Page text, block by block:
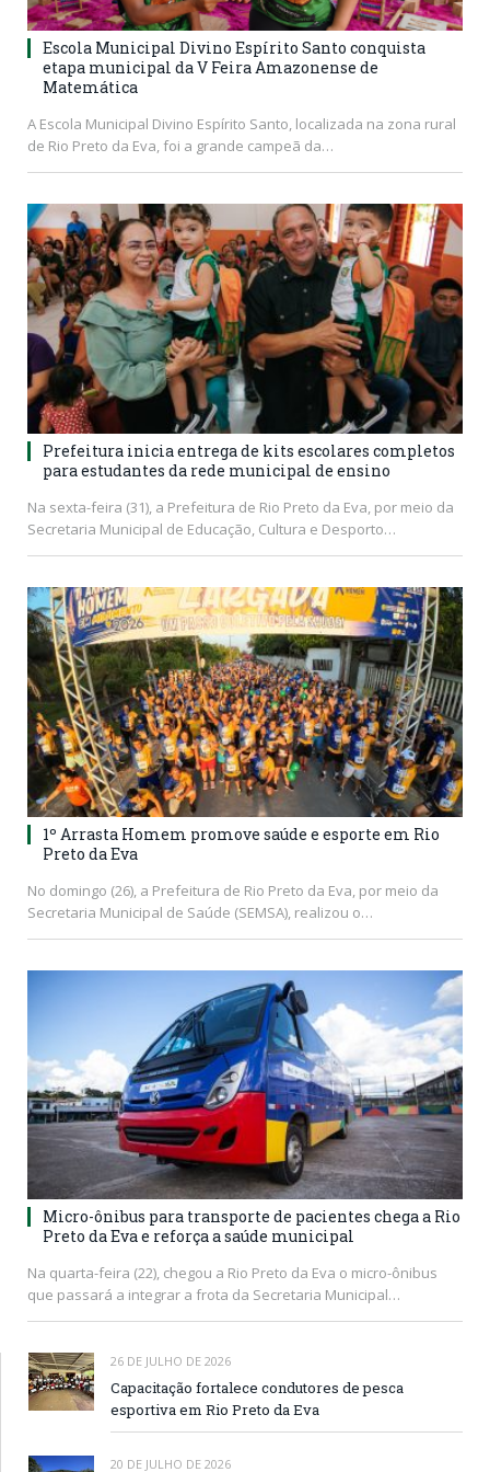
Escola Municipal Divino Espírito Santo conquista
etapa municipal da V Feira Amazonense de
Matemática
A Escola Municipal Divino Espírito Santo, localizada na zona rural
de Rio Preto da Eva, foi a grande campeã da…
Prefeitura inicia entrega de kits escolares completos
para estudantes da rede municipal de ensino
Na sexta-feira (31), a Prefeitura de Rio Preto da Eva, por meio da
Secretaria Municipal de Educação, Cultura e Desporto…
1º Arrasta Homem promove saúde e esporte em Rio
Preto da Eva
No domingo (26), a Prefeitura de Rio Preto da Eva, por meio da
Secretaria Municipal de Saúde (SEMSA), realizou o…
Micro-ônibus para transporte de pacientes chega a Rio
Preto da Eva e reforça a saúde municipal
Na quarta-feira (22), chegou a Rio Preto da Eva o micro-ônibus
que passará a integrar a frota da Secretaria Municipal…
26 DE JULHO DE 2026
Capacitação fortalece condutores de pesca
esportiva em Rio Preto da Eva
20 DE JULHO DE 2026